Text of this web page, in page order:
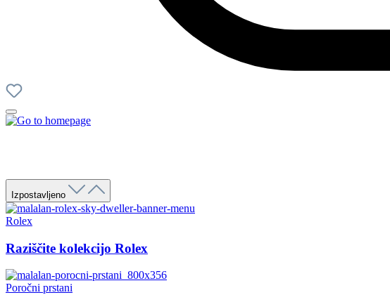
Izpostavljeno
Rolex
Raziščite kolekcijo Rolex
Poročni prstani